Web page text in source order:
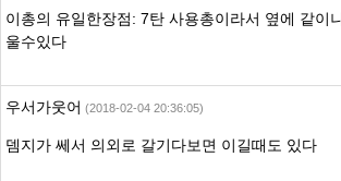
이총의 유일한장점: 7탄 사용총이라서 옆에 같이
울수있다
우서가웃어 (2018-02-04 20:36:05)
뎀지가 쎄서 의외로 갈기다보면 이길때도 있다